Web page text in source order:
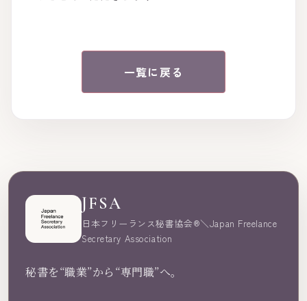
一覧に戻る
JFSA
日本フリーランス秘書協会®︎＼Japan Freelance
Secretary Association
秘書を“職業”から“専門職”へ。